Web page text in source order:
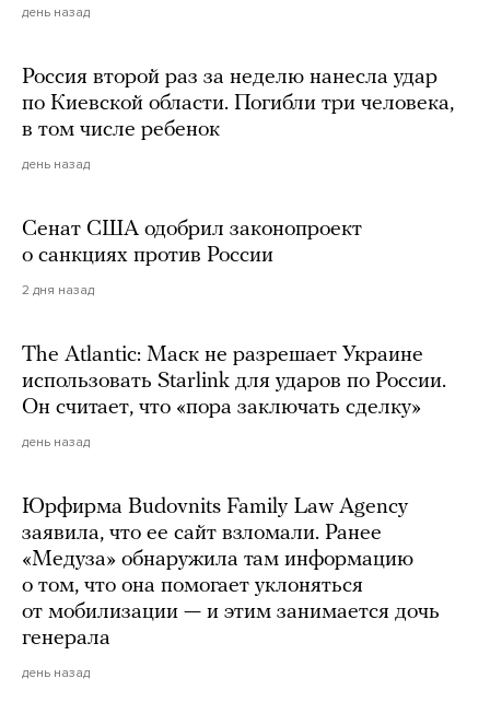
день назад
Россия второй раз за неделю нанесла удар
по Киевской области. Погибли три человека,
в том числе ребенок
день назад
Сенат США одобрил законопроект
о санкциях против России
2 дня назад
The Atlantic: Маск не разрешает Украине
использовать Starlink для ударов по России.
Он считает, что «пора заключать сделку»
день назад
Юрфирма Budovnits Family Law Agency
заявила, что ее сайт взломали. Ранее
«Медуза» обнаружила там информацию
о том, что она помогает уклоняться
от мобилизации — и этим занимается дочь
генерала
день назад